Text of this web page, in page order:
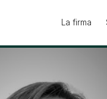
La firma